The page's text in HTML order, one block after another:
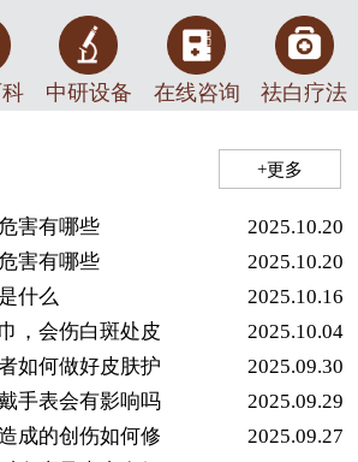
中研设备 在线咨询 祛白疗法
+更多
害有哪些
2025.10.20
害有哪些
2025.10.20
什么
2025.10.16
，会伤白斑处皮
2025.10.04
如何做好皮肤护
2025.09.30
手表会有影响吗
2025.09.29
成的创伤如何修
2025.09.27